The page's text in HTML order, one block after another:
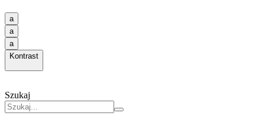
a
a
a
Kontrast
Szukaj